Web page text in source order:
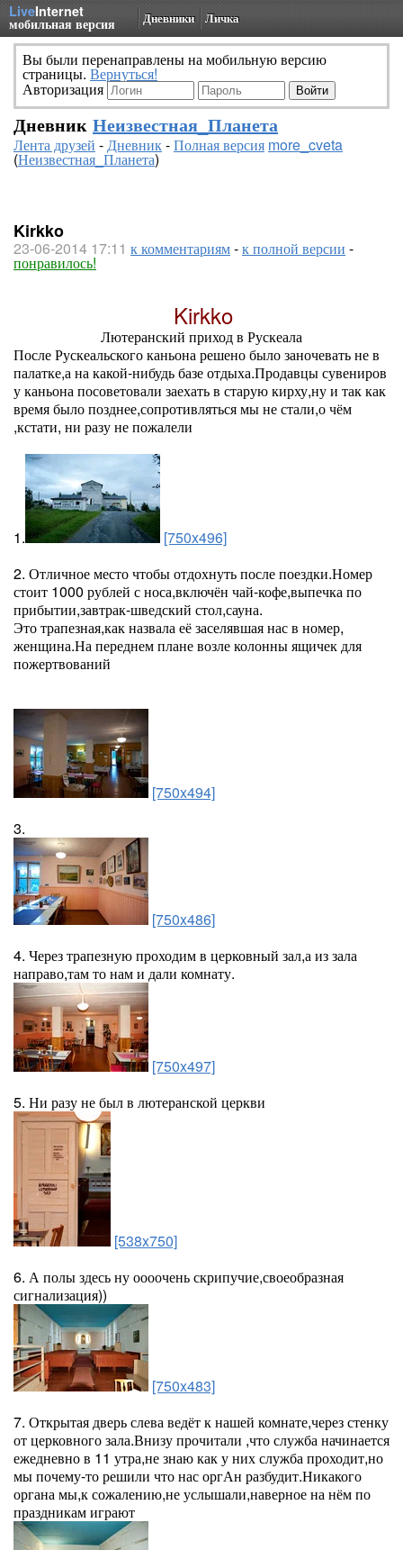
LiveInternet
мобильная версия Дневники Личка
Вы были перенаправлены на мобильную версию
страницы. Вернуться!
Авторизация
Дневник Неизвестная_Планета
Лента друзей -Дневник-Полная версия more_cveta
(Неизвестная_Планета)
Kirkko
23-06-2014 17:11 к комментариям-к полной версии -
понравилось!
Kirkko
Лютеранский приход в Рускеала
После Рускеальского каньона решено было заночевать не в
палатке,а на какой-нибудь базе отдыха.Продавцы сувениров
у каньона посоветовали заехать в старую кирху,ну и так как
время было позднее,сопротивляться мы не стали,о чём
,кстати, ни разу не пожалели
1.
[750x496]
2. Отличное место чтобы отдохнуть после поездки.Номер
стоит 1000 рублей с носа,включён чай-кофе,выпечка по
прибытии,завтрак-шведский стол,сауна.
Это трапезная,как назвала её заселявшая нас в номер,
женщина.На переднем плане возле колонны ящичек для
пожертвований
[750x494]
3.
[750x486]
4. Через трапезную проходим в церковный зал,а из зала
направо,там то нам и дали комнату.
[750x497]
5. Ни разу не был в лютеранской церкви
[538x750]
6. А полы здесь ну оооочень скрипучие,своеобразная
сигнализация))
[750x483]
7. Открытая дверь слева ведёт к нашей комнате,через стенку
от церковного зала.Внизу прочитали ,что служба начинается
ежедневно в 11 утра,не знаю как у них служба проходит,но
мы почему-то решили что нас оргАн разбудит.Никакого
органа мы,к сожалению,не услышали,наверное на нём по
праздникам играют